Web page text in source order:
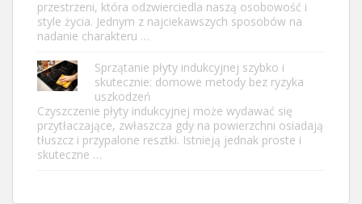
przestrzeni, która odzwierciedla naszą osobowość i
style życia. Jednym z najciekawszych sposobów na
nadanie charakteru …
Sprzątanie płyty indukcyjnej szybko i
skutecznie: domowe metody bez ryzyka
uszkodzeń
Czyszczenie płyty indukcyjnej może wydawać się
przytłaczające, zwłaszcza gdy na powierzchni osiadają
tłuszcz i przypalone resztki. Istnieją jednak proste i
skuteczne …